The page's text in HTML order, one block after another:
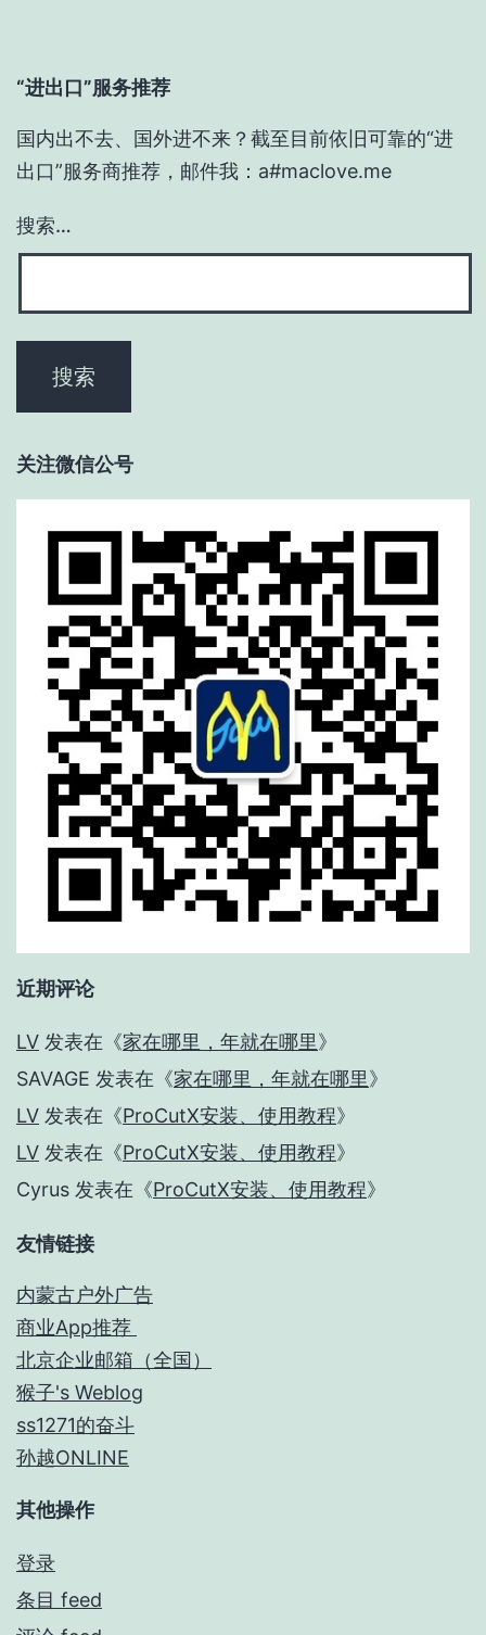
“进出口”服务推荐
国内出不去、国外进不来？截至目前依旧可靠的“进
出口”服务商推荐，邮件我：a#maclove.me
搜索…
关注微信公号
近期评论
LV 发表在《家在哪里，年就在哪里》
SAVAGE 发表在《家在哪里，年就在哪里》
LV 发表在《ProCutX安装、使用教程》
LV 发表在《ProCutX安装、使用教程》
Cyrus 发表在《ProCutX安装、使用教程》
友情链接
内蒙古户外广告
商业App推荐
北京企业邮箱（全国）
猴子's Weblog
ss1271的奋斗
孙越ONLINE
其他操作
登录
条目 feed